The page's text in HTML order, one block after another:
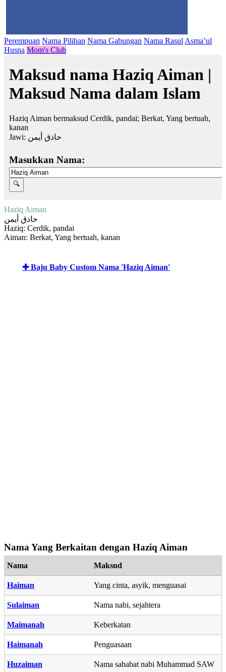
Perempuan Nama Pilihan Nama Gabungan Nama Rasul Asma’ul
Husna Mom's Club
Maksud nama Haziq Aiman |
Maksud Nama dalam Islam
Haziq Aiman bermaksud Cerdik, pandai; Berkat, Yang bertuah,
kanan
Jawi: حاذق أيمن
Masukkan Nama:
Haziq Aiman
حاذق أيمن
Haziq: Cerdik, pandai
Aiman: Berkat, Yang bertuah, kanan
✚ Baju Baby Custom Nama 'Haziq Aiman'
Nama Yang Berkaitan dengan Haziq Aiman
Nama Maksud
Haiman Yang cinta, asyik, menguasai
Sulaiman Nama nabi, sejahtera
Maimanah Keberkatan
Haimanah Penguasaan
Huzaiman Nama sahabat nabi Muhammad SAW